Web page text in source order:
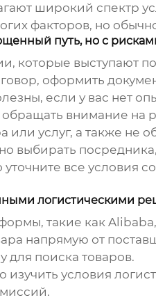
широкий спектр
факторов, но
путь, но с
которые выступают
оформить
если у вас нет
внимание на
или услуг, а также не
выбирать
все условия
логистическими
такие как
напрямую от
для поиска товаров.
изучить условия